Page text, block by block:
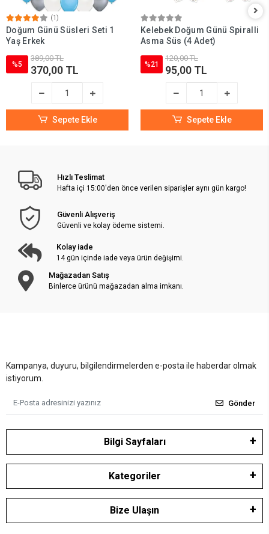
(1)
Doğum Günü Süsleri Seti 1
Yaş Erkek
%5
389,00 TL
370,00 TL
Sepete Ekle
Kelebek Doğum Günü Spiralli
Asma Süs (4 Adet)
%21
120,00 TL
95,00 TL
Sepete Ekle
Hızlı Teslimat
Hafta içi 15:00'den önce verilen siparişler aynı gün kargo!
Güvenli Alışveriş
Güvenli ve kolay ödeme sistemi.
Kolay iade
14 gün içinde iade veya ürün değişimi.
Mağazadan Satış
Binlerce ürünü mağazadan alma imkanı.
Kampanya, duyuru, bilgilendirmelerden e-posta ile haberdar olmak
istiyorum.
Gönder
Bilgi Sayfaları
Kategoriler
Bize Ulaşın